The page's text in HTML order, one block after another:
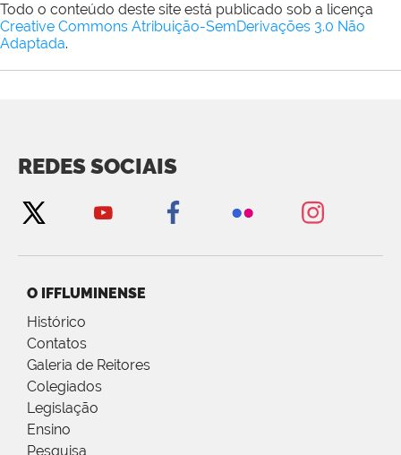
Todo o conteúdo deste site está publicado sob a licença
Creative Commons Atribuição-SemDerivações 3.0 Não
Adaptada.
REDES SOCIAIS
O IFFLUMINENSE
Histórico
Contatos
Galeria de Reitores
Colegiados
Legislação
Ensino
Pesquisa